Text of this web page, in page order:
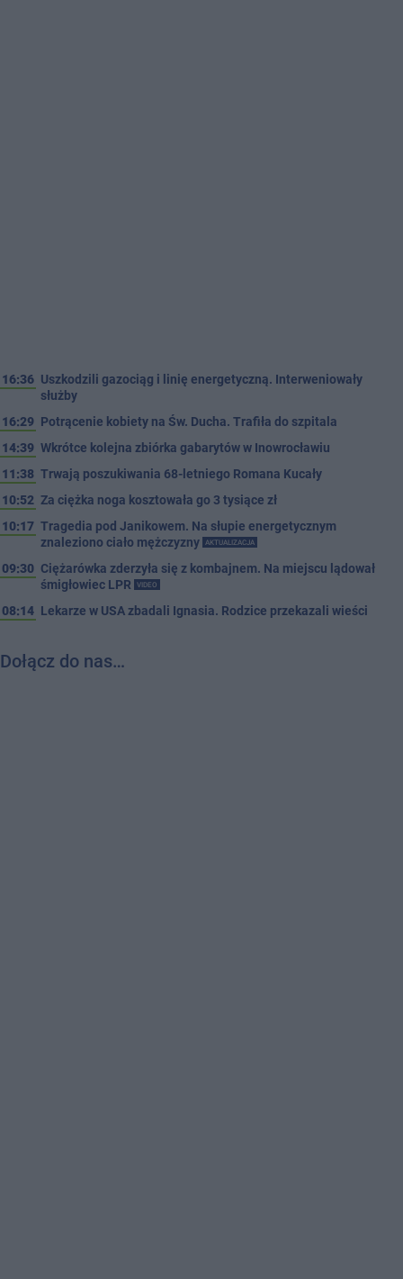
16:36 Uszkodzili gazociąg i linię energetyczną. Interweniowały
służby
16:29 Potrącenie kobiety na Św. Ducha. Trafiła do szpitala
14:39 Wkrótce kolejna zbiórka gabarytów w Inowrocławiu
11:38 Trwają poszukiwania 68-letniego Romana Kucały
10:52 Za ciężka noga kosztowała go 3 tysiące zł
10:17 Tragedia pod Janikowem. Na słupie energetycznym
znaleziono ciało mężczyzny
AKTUALIZACJA
09:30 Ciężarówka zderzyła się z kombajnem. Na miejscu lądował
śmigłowiec LPR
VIDEO
08:14 Lekarze w USA zbadali Ignasia. Rodzice przekazali wieści
Dołącz do nas…